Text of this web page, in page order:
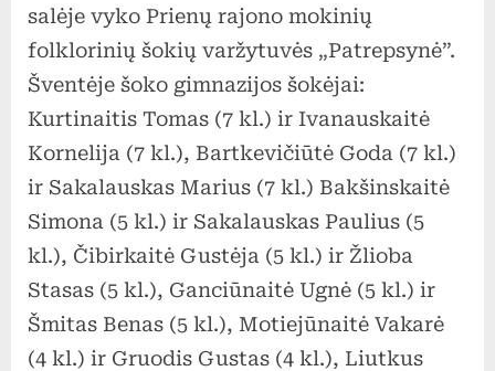
salėje vyko Prienų rajono mokinių
folklorinių šokių varžytuvės „Patrepsynė”.
Šventėje šoko gimnazijos šokėjai:
Kurtinaitis Tomas (7 kl.) ir Ivanauskaitė
Kornelija (7 kl.), Bartkevičiūtė Goda (7 kl.)
ir Sakalauskas Marius (7 kl.) Bakšinskaitė
Simona (5 kl.) ir Sakalauskas Paulius (5
kl.), Čibirkaitė Gustėja (5 kl.) ir Žlioba
Stasas (5 kl.), Ganciūnaitė Ugnė (5 kl.) ir
Šmitas Benas (5 kl.), Motiejūnaitė Vakarė
(4 kl.) ir Gruodis Gustas (4 kl.), Liutkus